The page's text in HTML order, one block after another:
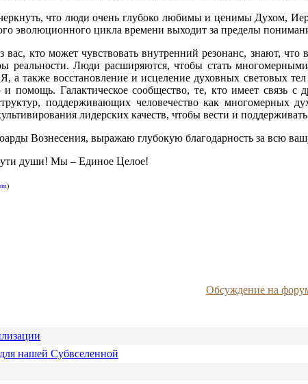
что люди очень глубоко любимы и ценимы Духом,
эволюционного цикла времени выходит за пределы
вас, кто может чувствовать внутренний резонанс, знают,
реальности. Люди расширяются, чтобы стать
а также восстановление и исцеление духовных световых
помощь. Галактическое сообщество, те, кто имеет связь
структур, поддерживающих человечество как
лидерских качеств, чтобы вести и
Вознесения, выражаю глубокую благодарность за всю
души! Мы – Единое Целое!
)
Обсуждение на
нашей Субвселенной